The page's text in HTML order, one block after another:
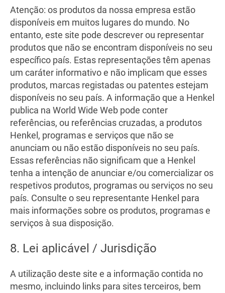
Atenção: os produtos da nossa empresa estão
disponíveis em muitos lugares do mundo. No
entanto, este site pode descrever ou representar
produtos que não se encontram disponíveis no seu
específico país. Estas representações têm apenas
um caráter informativo e não implicam que esses
produtos, marcas registadas ou patentes estejam
disponíveis no seu país. A informação que a Henkel
publica na World Wide Web pode conter
referências, ou referências cruzadas, a produtos
Henkel, programas e serviços que não se
anunciam ou não estão disponíveis no seu país.
Essas referências não significam que a Henkel
tenha a intenção de anunciar e/ou comercializar os
respetivos produtos, programas ou serviços no seu
país. Consulte o seu representante Henkel para
mais informações sobre os produtos, programas e
serviços à sua disposição.
8. Lei aplicável / Jurisdição
A utilização deste site e a informação contida no
mesmo, incluindo links para sites terceiros, bem